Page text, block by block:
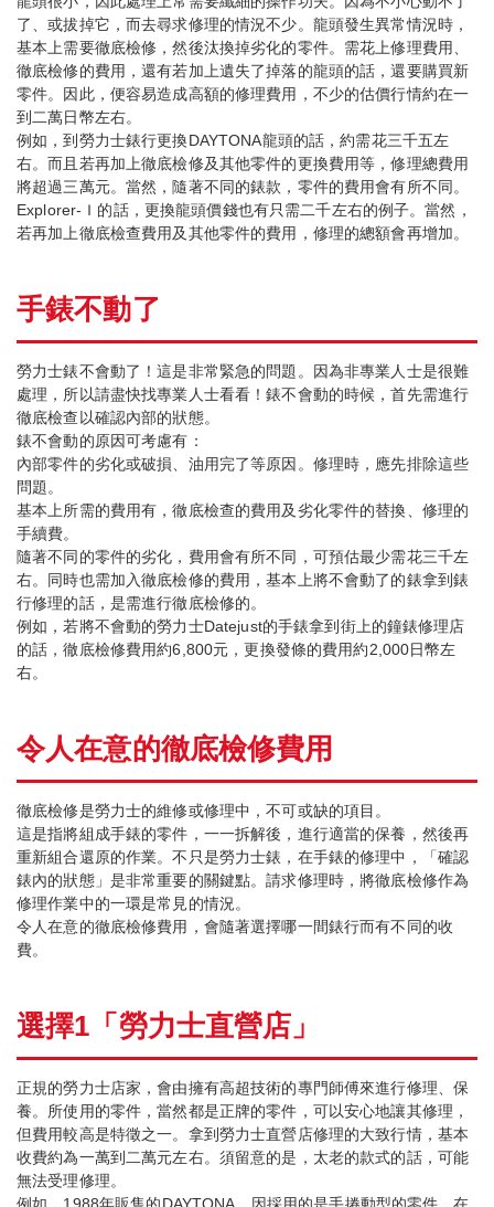
了、或拔掉它，而去尋求修理的情況不少。龍頭發生異常情況時，
基本上需要徹底檢修，然後汰換掉劣化的零件。需花上修理費用、
徹底檢修的費用，還有若加上遺失了掉落的龍頭的話，還要購買新
零件。因此，便容易造成高額的修理費用，不少的估價行情約在一
到二萬日幣左右。
例如，到勞力士錶行更換DAYTONA龍頭的話，約需花三千五左
右。而且若再加上徹底檢修及其他零件的更換費用等，修理總費用
將超過三萬元。當然，隨著不同的錶款，零件的費用會有所不同。
Explorer-Ｉ的話，更換龍頭價錢也有只需二千左右的例子。當然，
若再加上徹底檢查費用及其他零件的費用，修理的總額會再增加。
手錶不動了
勞力士錶不會動了！這是非常緊急的問題。因為非專業人士是很難
處理，所以請盡快找專業人士看看！錶不會動的時候，首先需進行
徹底檢查以確認內部的狀態。
錶不會動的原因可考慮有：
內部零件的劣化或破損、油用完了等原因。修理時，應先排除這些
問題。
基本上所需的費用有，徹底檢查的費用及劣化零件的替換、修理的
手續費。
隨著不同的零件的劣化，費用會有所不同，可預估最少需花三千左
右。同時也需加入徹底檢修的費用，基本上將不會動了的錶拿到錶
行修理的話，是需進行徹底檢修的。
例如，若將不會動的勞力士Datejust的手錶拿到街上的鐘錶修理店
的話，徹底檢修費用約6,800元，更換發條的費用約2,000日幣左
右。
令人在意的徹底檢修費用
徹底檢修是勞力士的維修或修理中，不可或缺的項目。
這是指將組成手錶的零件，一一拆解後，進行適當的保養，然後再
重新組合還原的作業。不只是勞力士錶，在手錶的修理中，「確認
錶內的狀態」是非常重要的關鍵點。請求修理時，將徹底檢修作為
修理作業中的一環是常見的情況。
令人在意的徹底檢修費用，會隨著選擇哪一間錶行而有不同的收
費。
選擇1「勞力士直營店」
正規的勞力士店家，會由擁有高超技術的專門師傅來進行修理、保
養。所使用的零件，當然都是正牌的零件，可以安心地讓其修理，
但費用較高是特徵之一。拿到勞力士直營店修理的大致行情，基本
收費約為一萬到二萬元左右。須留意的是，太老的款式的話，可能
無法受理修理。